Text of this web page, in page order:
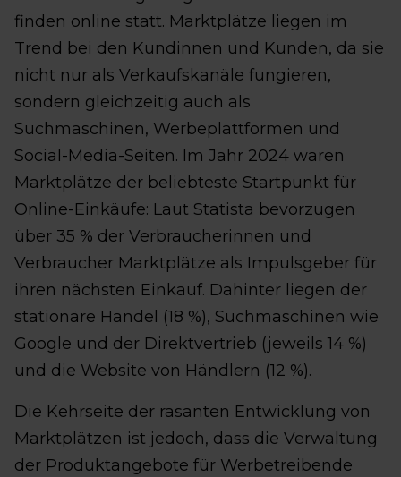
finden online statt. Marktplätze liegen im
Trend bei den Kundinnen und Kunden, da sie
nicht nur als Verkaufskanäle fungieren,
sondern gleichzeitig auch als
Suchmaschinen, Werbeplattformen und
Social-Media-Seiten. Im Jahr 2024 waren
Marktplätze der beliebteste Startpunkt für
Online-Einkäufe: Laut Statista bevorzugen
über 35 % der Verbraucherinnen und
Verbraucher Marktplätze als Impulsgeber für
ihren nächsten Einkauf. Dahinter liegen der
stationäre Handel (18 %), Suchmaschinen wie
Google und der Direktvertrieb (jeweils 14 %)
und die Website von Händlern (12 %).
Die Kehrseite der rasanten Entwicklung von
Marktplätzen ist jedoch, dass die Verwaltung
der Produktangebote für Werbetreibende